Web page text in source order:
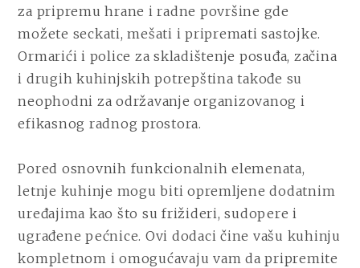
za pripremu hrane i radne površine gde
možete seckati, mešati i pripremati sastojke.
Ormarići i police za skladištenje posuđa, začina
i drugih kuhinjskih potrepština takođe su
neophodni za održavanje organizovanog i
efikasnog radnog prostora.
Pored osnovnih funkcionalnih elemenata,
letnje kuhinje mogu biti opremljene dodatnim
uređajima kao što su frižideri, sudopere i
ugrađene pećnice. Ovi dodaci čine vašu kuhinju
kompletnom i omogućavaju vam da pripremite